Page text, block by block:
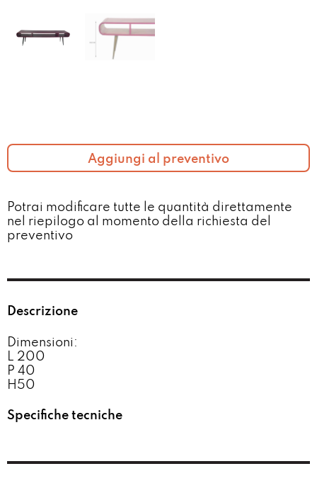
Aggiungi al preventivo
Potrai modificare tutte le quantità direttamente
nel riepilogo al momento della richiesta del
preventivo​
Descrizione
Dimensioni:
L 200
P 40
H50
Specifiche tecniche